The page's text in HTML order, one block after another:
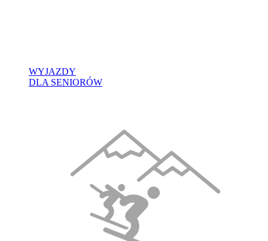
WYJAZDY
DLA SENIORÓW